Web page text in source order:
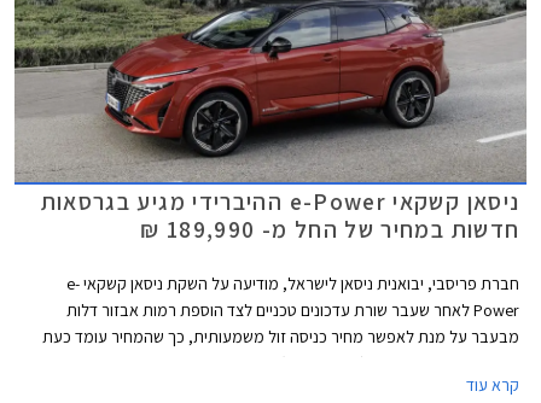
ניסאן קשקאי e-Power ההיברידי מגיע בגרסאות
חדשות במחיר של החל מ- 189,990 ₪
חברת פריסבי, יבואנית ניסאן לישראל, מודיעה על השקת ניסאן קשקאי e-
Power לאחר שעבר שורת עדכונים טכניים לצד הוספת רמות אבזור דלות
מבעבר על מנת לאפשר מחיר כניסה זול משמעותית, כך שהמחיר עומד כעת
היוצאת.
קרא עוד